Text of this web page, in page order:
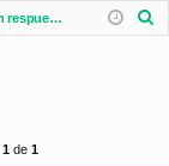
ifi
ra
Temas sin respuesta
1de 1